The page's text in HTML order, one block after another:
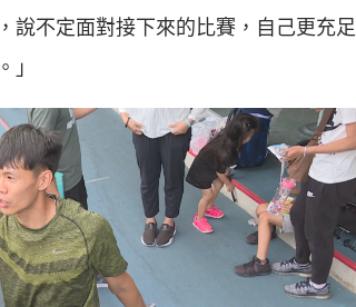
說不定面對接下來的比賽，自己更充足
」